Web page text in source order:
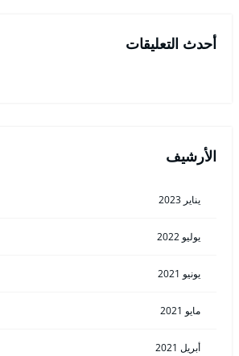
أحدث التعليقات
الأرشيف
يناير 2023
يوليو 2022
يونيو 2021
مايو 2021
أبريل 2021